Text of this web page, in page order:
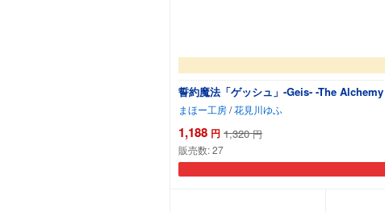
誓約魔法「ゲッシュ」-Geis- -The
まほー工房/花見川ゆふ
1,188 円 1,320 円
販売数:27